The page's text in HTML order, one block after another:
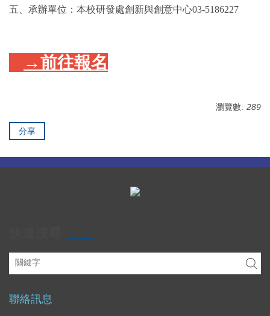
五、承辦單位：本校研發處創新與創意中心03-5186227
→前往報名
瀏覽數: 289
分享
聯絡訊息